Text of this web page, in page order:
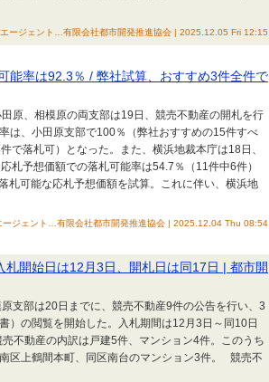
ージェント…有限会社都市開発推進協会 | 2025.12.05 Fri 12:15
率は92.3％ / 弊社試算、おすすめ3件全件で
原、相模原の両支部は19日、競売不動産の開札を行
は、小田原支部で100％（弊社おすすめの15件すべ
で落札可）となった。また、横浜地裁本庁は18日、
札予想価額での落札可能率は54.7％（11件中6件）
可能な応札予想価額を試算。これに伴い、横浜地
ージェント…有限会社都市開発推進協会 | 2025.12.04 Thu 08:54
開始日は12月3日、開札日は同17日 | 都市開
支部は20日までに、競売不動産9件の公告を行い、3
）の閲覧を開始した。入札期間は12月3日～同10日
不動産の内訳は戸建5件、マンション4件。このうち
区上鶴間本町、同区南台のマンション3件。 競売不